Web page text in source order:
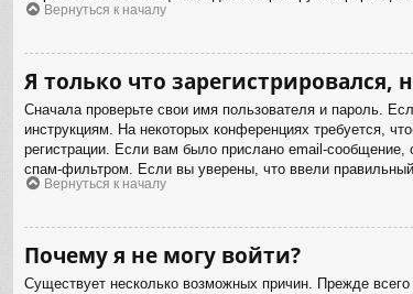
Вернуться к началу
Я только что зарегистрировался,
Сначала проверьте свои имя пользователя и пароль.
инструкциям. На некоторых конференциях требуется,
регистрации. Если вам было прислано email-
спам-фильтром. Если вы уверены, что ввели
Вернуться к началу
Почему я не могу войти?
Существует несколько возможных причин. Прежде